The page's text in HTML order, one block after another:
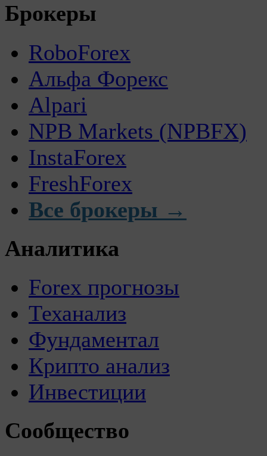
Брокеры
RoboForex
Альфа Форекс
Alpari
NPB Markets (NPBFX)
InstaForex
FreshForex
Все брокеры →
Аналитика
Forex прогнозы
Теханализ
Фундаментал
Крипто анализ
Инвестиции
Сообщество